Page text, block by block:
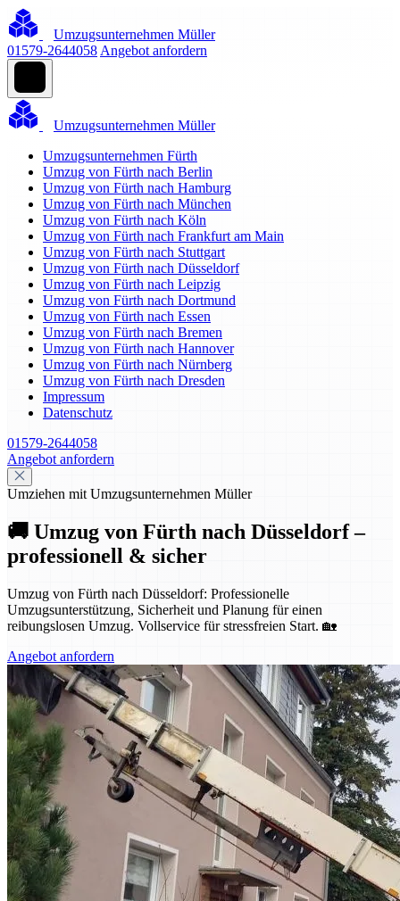
Umzugsunternehmen Müller
01579-2644058 Angebot anfordern
Umzugsunternehmen Müller
Umzugsunternehmen Fürth
Umzug von Fürth nach Berlin
Umzug von Fürth nach Hamburg
Umzug von Fürth nach München
Umzug von Fürth nach Köln
Umzug von Fürth nach Frankfurt am Main
Umzug von Fürth nach Stuttgart
Umzug von Fürth nach Düsseldorf
Umzug von Fürth nach Leipzig
Umzug von Fürth nach Dortmund
Umzug von Fürth nach Essen
Umzug von Fürth nach Bremen
Umzug von Fürth nach Hannover
Umzug von Fürth nach Nürnberg
Umzug von Fürth nach Dresden
Impressum
Datenschutz
01579-2644058
Angebot anfordern
Umziehen mit Umzugsunternehmen Müller
🚚 Umzug von Fürth nach Düsseldorf –
professionell & sicher
Umzug von Fürth nach Düsseldorf: Professionelle
Umzugsunterstützung, Sicherheit und Planung für einen
reibungslosen Umzug. Vollservice für stressfreien Start. 🏡
Angebot anfordern